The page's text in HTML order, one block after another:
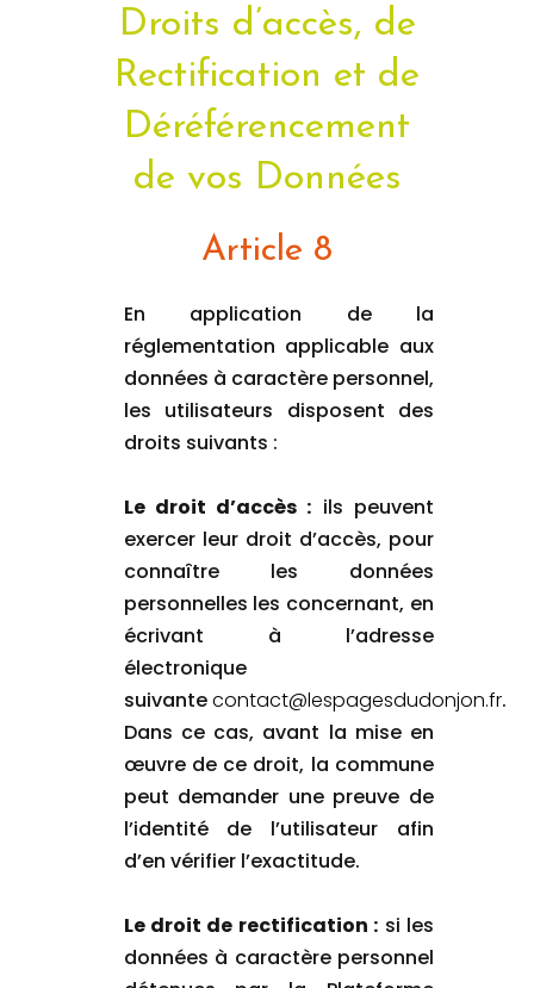
Droits d’accès, de
Rectification et de
Déréférencement
de vos Données
Article 8
En application de la
réglementation applicable aux
données à caractère personnel,
les utilisateurs disposent des
droits suivants :
Le droit d’accès : ils peuvent
exercer leur droit d’accès, pour
connaître les données
personnelles les concernant, en
écrivant à l’adresse
électronique
suivantecontact@lespagesdudonjon.fr.
Dans ce cas, avant la mise en
œuvre de ce droit, la commune
peut demander une preuve de
l’identité de l’utilisateur afin
d’en vérifier l’exactitude.
Le droit de rectification : si les
données à caractère personnel